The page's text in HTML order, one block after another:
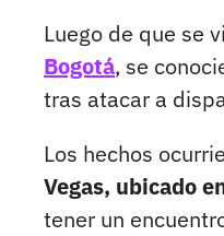
Luego de que se
Bogotá, se
tras atacar a
Los hechos
Vegas, ubicado
tener un